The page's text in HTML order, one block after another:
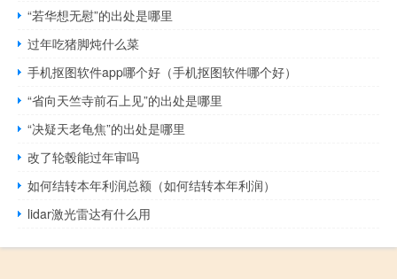
“若华想无慰”的出处是哪里
过年吃猪脚炖什么菜
手机抠图软件app哪个好（手机抠图软件哪个好）
“省向天竺寺前石上见”的出处是哪里
“决疑天老龟焦”的出处是哪里
改了轮毂能过年审吗
如何结转本年利润总额（如何结转本年利润）
lidar激光雷达有什么用